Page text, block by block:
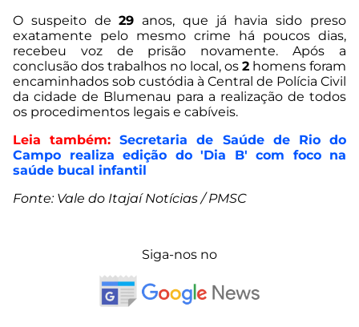
O suspeito de29 anos, que já havia sido preso
exatamente pelo mesmo crime há poucos dias,
recebeu voz de prisão novamente. Após a
conclusão dos trabalhos no local, os 2 homens foram
encaminhados sob custódia à Central de Polícia Civil
da cidade de Blumenau para a realização de todos
os procedimentos legais e cabíveis.
Leia também: Secretaria de Saúde de Rio do
Campo realiza edição do 'Dia B' com foco na
saúde bucal infantil
Fonte: Vale do Itajaí Notícias / PMSC
Siga-nos no